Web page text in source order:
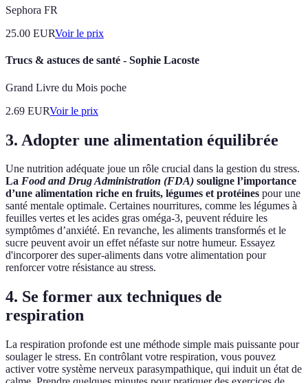
Sephora FR
25.00 EURVoir le prix
Trucs & astuces de santé - Sophie Lacoste
Grand Livre du Mois poche
2.69 EURVoir le prix
3. Adopter une alimentation équilibrée
Une nutrition adéquate joue un rôle crucial dans la gestion du stress.
La Food and Drug Administration (FDA) souligne l’importance
d’une alimentation riche en fruits, légumes et protéines pour une
santé mentale optimale. Certaines nourritures, comme les légumes à
feuilles vertes et les acides gras oméga-3, peuvent réduire les
symptômes d’anxiété. En revanche, les aliments transformés et le
sucre peuvent avoir un effet néfaste sur notre humeur. Essayez
d'incorporer des super-aliments dans votre alimentation pour
renforcer votre résistance au stress.
4. Se former aux techniques de
respiration
La respiration profonde est une méthode simple mais puissante pour
soulager le stress. En contrôlant votre respiration, vous pouvez
activer votre système nerveux parasympathique, qui induit un état de